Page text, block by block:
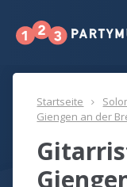
Startseite
Giengen an der